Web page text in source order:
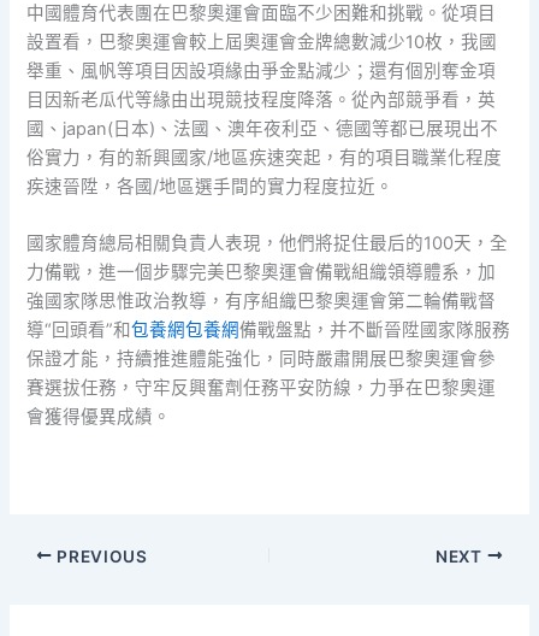
中國體育代表團在巴黎奧運會面臨不少困難和挑戰。從項目
設置看，巴黎奧運會較上屆奧運會金牌總數減少10枚，我國
舉重、風帆等項目因設項緣由爭金點減少；還有個別奪金項
目因新老瓜代等緣由出現競技程度降落。從內部競爭看，英
國、japan(日本)、法國、澳年夜利亞、德國等都已展現出不
俗實力，有的新興國家/地區疾速突起，有的項目職業化程度
疾速晉陞，各國/地區選手間的實力程度拉近。
國家體育總局相關負責人表現，他們將捉住最后的100天，全
力備戰，進一個步驟完美巴黎奧運會備戰組織領導體系，加
強國家隊思惟政治教導，有序組織巴黎奧運會第二輪備戰督
導“回頭看”和包養網包養網備戰盤點，并不斷晉陞國家隊服務
保證才能，持續推進體能強化，同時嚴肅開展巴黎奧運會參
賽選拔任務，守牢反興奮劑任務平安防線，力爭在巴黎奧運
會獲得優異成績。
PREVIOUS NEXT